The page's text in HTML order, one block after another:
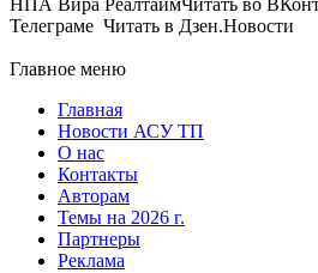
НПА Вира РеалтаймЧитать во
Телеграме Читать в Дзен.Новости
Главное меню
Главная
Новости АСУ ТП
О нас
Контакты
Авторам
Темы на 2026 г.
Партнеры
Реклама